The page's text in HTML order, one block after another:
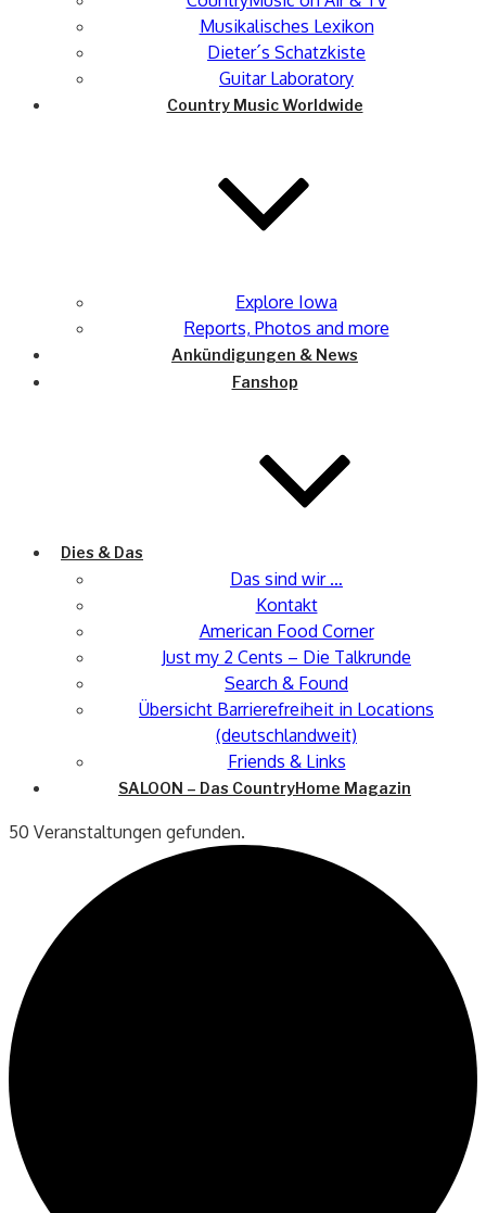
Musikalisches Lexikon
Dieter´s Schatzkiste
Guitar Laboratory
Country Music Worldwide
Explore Iowa
Reports, Photos and more
Ankündigungen & News
Fanshop
Dies & Das
Das sind wir …
Kontakt
American Food Corner
Just my 2 Cents – Die Talkrunde
Search & Found
Übersicht Barrierefreiheit in Locations
(deutschlandweit)
Friends & Links
SALOON – Das CountryHome Magazin
50 Veranstaltungen gefunden.